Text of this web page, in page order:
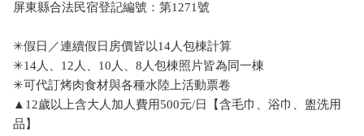
屏東縣合法民宿登記編號：第1271號
✳假日／連續假日房價皆以14人包棟計算
✳14人、12人、10人、8人包棟照片皆為同一棟
✳可代訂烤肉食材與各種水陸上活動票卷
▲12歲以上含大人加人費用500元/日【含毛巾、浴巾、盥洗用
品】